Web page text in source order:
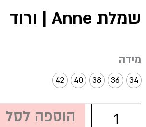
שמלת Anne | ורוד
מידה
34
36
38
40
42
של
שמלת
Anne
ורוד
הוספה לסל